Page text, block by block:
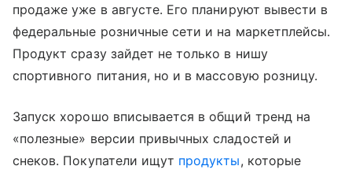
продаже уже в августе. Его планируют вывести в
федеральные розничные сети и на маркетплейсы.
Продукт сразу зайдет не только в нишу
спортивного питания, но и в массовую розницу.
Запуск хорошо вписывается в общий тренд на
«полезные» версии привычных сладостей и
снеков. Покупатели ищут продукты, которые